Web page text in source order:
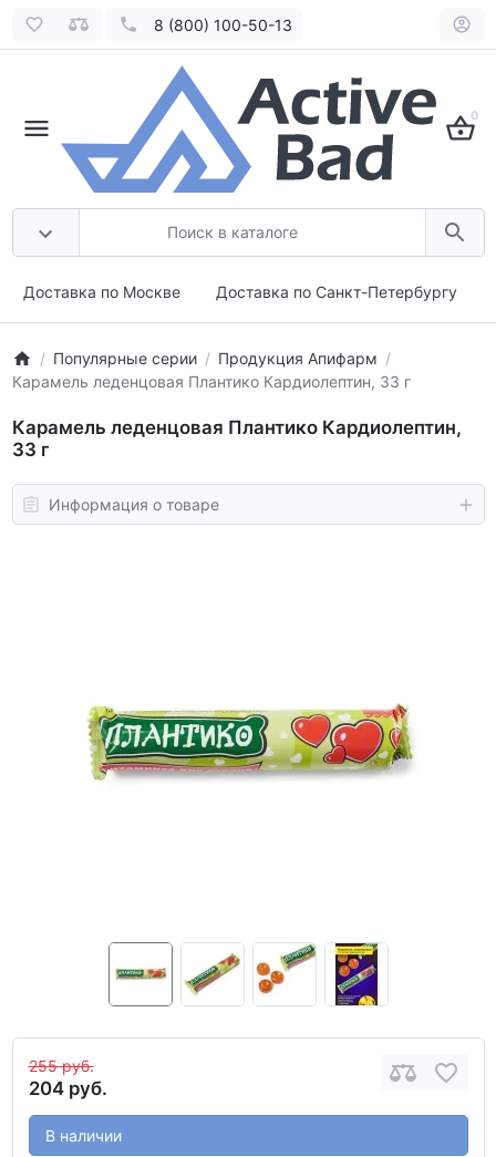
8 (800) 100-50-13
0
Доставка по Москве Доставка по Санкт-Петербургу
Популярные серии
Продукция Апифарм
Карамель леденцовая Плантико Кардиолептин, 33 г
Карамель леденцовая Плантико Кардиолептин,
33 г
Информация о товаре
255 руб.
204 руб.
В наличии